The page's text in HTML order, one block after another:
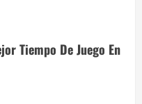
Tiempo De Juego En